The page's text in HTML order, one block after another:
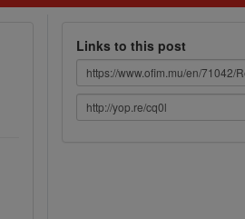
Links to this post